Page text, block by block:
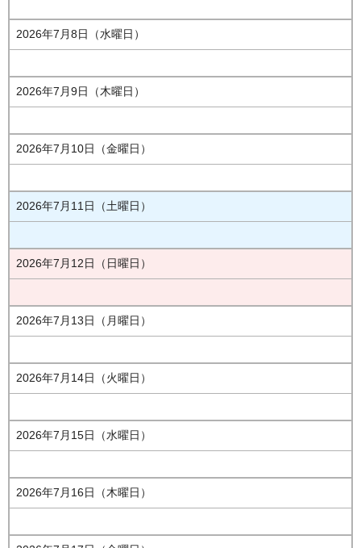
2026年7月8日（水曜日）
2026年7月9日（木曜日）
2026年7月10日（金曜日）
2026年7月11日（土曜日）
2026年7月12日（日曜日）
2026年7月13日（月曜日）
2026年7月14日（火曜日）
2026年7月15日（水曜日）
2026年7月16日（木曜日）